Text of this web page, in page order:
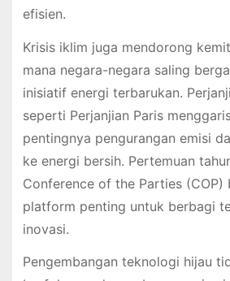
efisien.
Krisis iklim juga mendorong
mana negara-negara saling
inisiatif energi terbarukan.
seperti Perjanjian Paris
pentingnya pengurangan emisi
ke energi bersih. Pertemuan
Conference of the Parties (COP)
platform penting untuk berbagi
inovasi.
Pengembangan teknologi hijau